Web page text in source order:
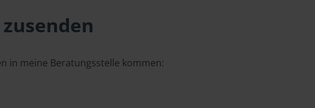
in meine Beratungsstelle kommen: